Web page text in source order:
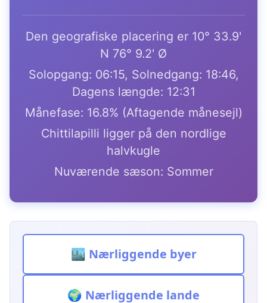
Den geografiske placering er 10° 33.9'
N 76° 9.2' Ø
Solopgang: 06:15, Solnedgang: 18:46,
Dagens længde: 12:31
Månefase: 16.8% (Aftagende månesejl)
Chittilapilli ligger på den nordlige
halvkugle
Nuværende sæson: Sommer
🏙️ Nærliggende byer
🌍 Nærliggende lande